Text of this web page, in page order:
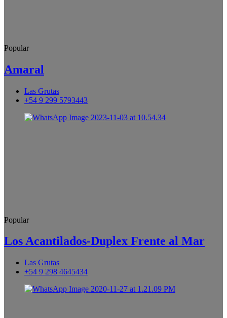
Popular
Amaral
Las Grutas
+54 9 299 5793443
Popular
Los Acantilados-Duplex Frente al Mar
Las Grutas
+54 9 298 4645434